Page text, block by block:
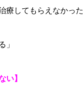
療してもらえなかった
」
い】